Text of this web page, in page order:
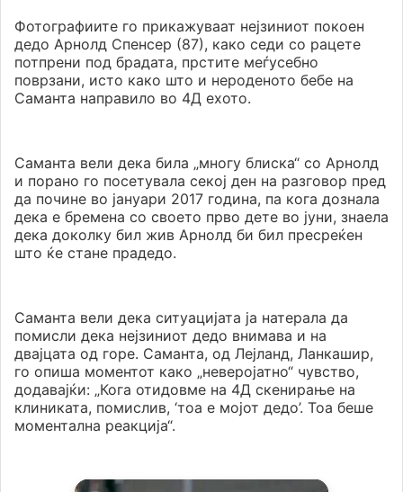
Фотографиите го прикажуваат нејзиниот покоен
дедо Арнолд Спенсер (87), како седи со рацете
потпрени под брадата, прстите меѓусебно
поврзани, исто како што и нероденото бебе на
Саманта направило во 4Д ехото.
Саманта вели дека била „многу блиска“ со Арнолд
и порано го посетувала секој ден на разговор пред
да почине во јануари 2017 година, па кога дознала
дека е бремена со своето прво дете во јуни, знаела
дека доколку бил жив Арнолд би бил пресреќен
што ќе стане прадедо.
Саманта вели дека ситуацијата ја натерала да
помисли дека нејзиниот дедо внимава и на
двајцата од горе. Саманта, од Лејланд, Ланкашир,
го опиша моментот како „неверојатно“ чувство,
додавајќи: „Кога отидовме на 4Д скенирање на
клиниката, помислив, ‘тоа е мојот дедо’. Тоа беше
моментална реакција“.